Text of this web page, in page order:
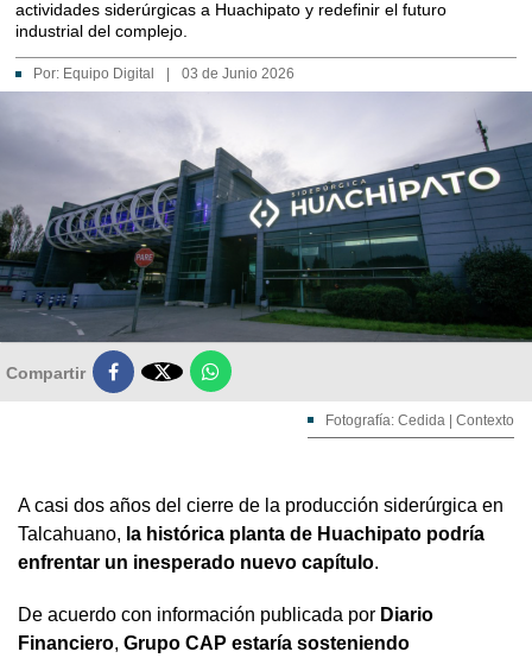
actividades siderúrgicas a Huachipato y redefinir el futuro
industrial del complejo.
Por: Equipo Digital 03 de Junio 2026
Compartir 
Fotografía: Cedida | Contexto
A casi dos años del cierre de la producción siderúrgica en
Talcahuano, la histórica planta de Huachipato podría
enfrentar un inesperado nuevo capítulo.
De acuerdo con información publicada por Diario
Financiero, Grupo CAP estaría sosteniendo